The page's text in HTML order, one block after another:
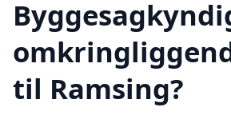
til Ramsing?